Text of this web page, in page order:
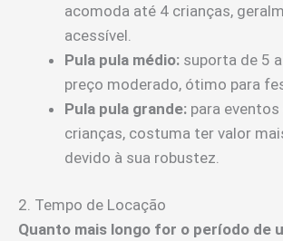
acomoda até 4 crianças,
acessível.
Pula pula médio: suporta de 5
preço moderado, ótimo para
Pula pula grande: para
crianças, costuma ter valor
devido à sua robustez.
2. Tempo de Locação
Quanto mais longo for o período de